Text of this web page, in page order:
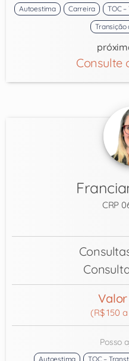
Autoestima Carreira TOC
Transição
Consulte
CRP
(R$ 150
Posso
Autoestima TOC –